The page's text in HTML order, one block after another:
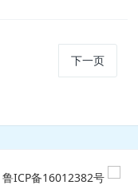
下一页
鲁ICP备16012382号